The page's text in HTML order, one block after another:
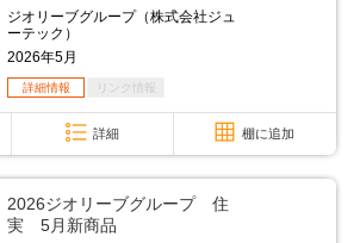
ジオリーブグループ（株式会社ジュ
ーテック）
2026年5月
詳細情報 リンク情報
詳細 棚に追加
2026ジオリーブグループ 住
実 5月新商品